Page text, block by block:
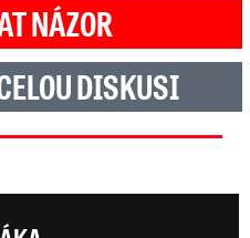
NÁZOR
DISKUSI